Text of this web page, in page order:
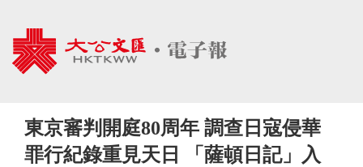
東京審判開庭80周年 調查日寇侵華
罪行紀錄重見天日 「薩頓日記」入